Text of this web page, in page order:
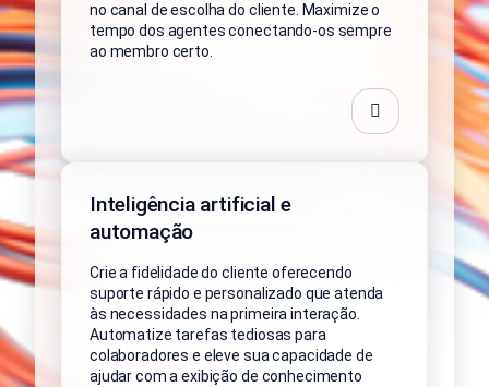
no canal de escolha do cliente. Maximize o
tempo dos agentes conectando-os sempre
ao membro certo.
Inteligência artificial e
automação
Crie a fidelidade do cliente oferecendo
suporte rápido e personalizado que atenda
às necessidades na primeira interação.
Automatize tarefas tediosas para
colaboradores e eleve sua capacidade de
ajudar com a exibição de conhecimento